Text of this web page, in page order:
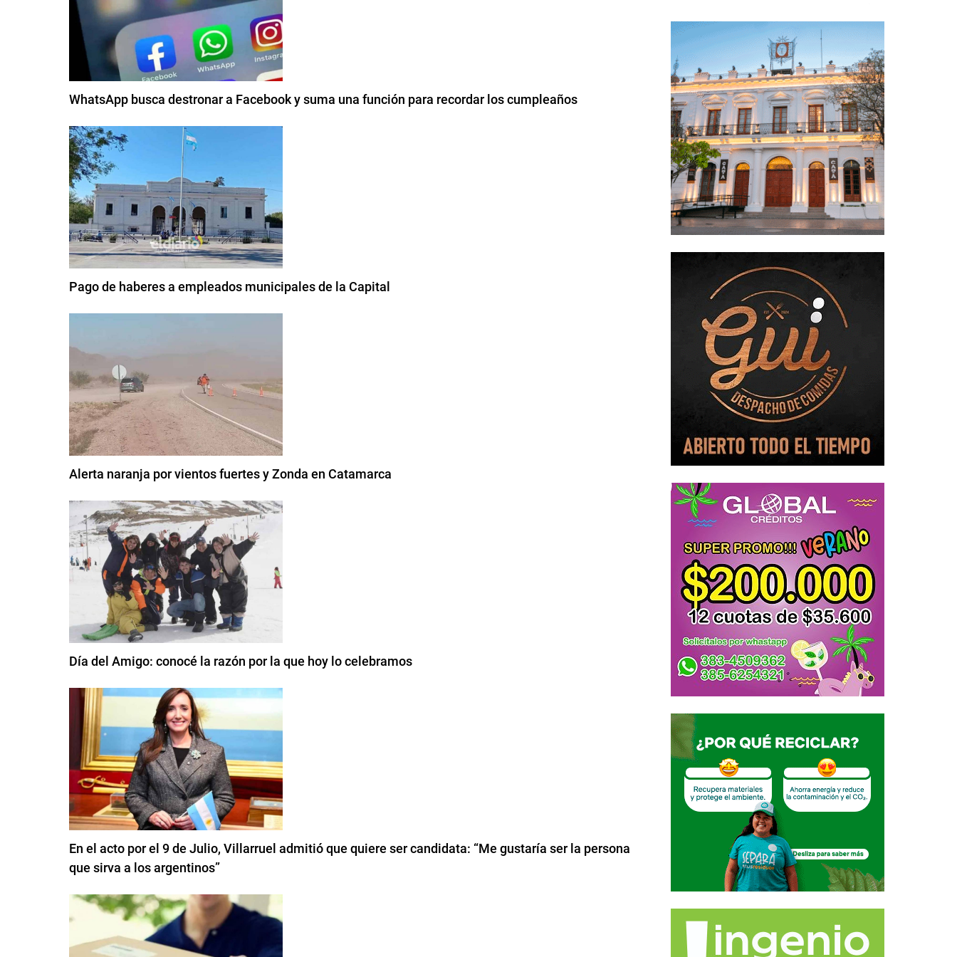
WhatsApp busca destronar a Facebook y suma una función para recordar los cumpleaños
Pago de haberes a empleados municipales de la Capital
Alerta naranja por vientos fuertes y Zonda en Catamarca
Día del Amigo: conocé la razón por la que hoy lo celebramos
En el acto por el 9 de Julio, Villarruel admitió que quiere ser candidata: “Me gustaría ser la persona
que sirva a los argentinos”